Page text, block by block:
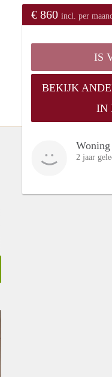
€ 860 incl. per maand
IS
BEKIJK
IN
Woning
2 jaar